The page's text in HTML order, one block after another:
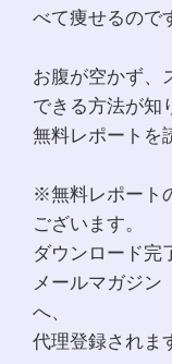
べて痩せるので
お腹が空かず、
できる方法が知
無料レポートを
※無料レポート
ございます。
ダウンロード完
メールマガジン
へ、
代理登録されま